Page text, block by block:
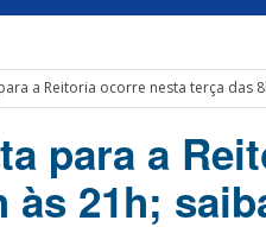
a Reitoria ocorre nesta terça das
para a
21h;